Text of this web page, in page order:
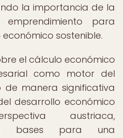
la importancia de la
para
sostenible.
el cálculo económico
como motor del
de manera significativa
desarrollo económico
austriaca,
bases para una